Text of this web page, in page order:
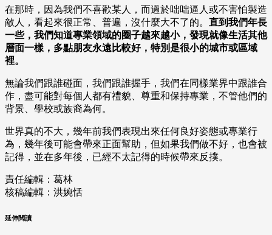
在那時，因為我們不喜歡某人，而過於咄咄逼人或不害怕製造
敵人，看起來很正常、普遍，沒什麼大不了的。 直到我們年長
一些，我們知道專業領域的圈子越來越小，發現就像生活其他
層面一樣，多點朋友永遠比較好，特別是很小的城市或區域
裡。
無論我們跟誰碰面，我們跟誰握手，我們在同樣業界中跟誰合
作，盡可能對每個人都有禮貌、尊重和保持專業，不管他們的
背景、學校或族裔為何。
世界真的不大，幾年前我們表現出來任何良好姿態或專業行
為，幾年後可能會帶來正面幫助，但如果我們做不好，也會被
記得，並在多年後，已經不太記得的時候帶來反撲。
責任編輯：葛林
核稿編輯：洪婉恬
延伸閱讀